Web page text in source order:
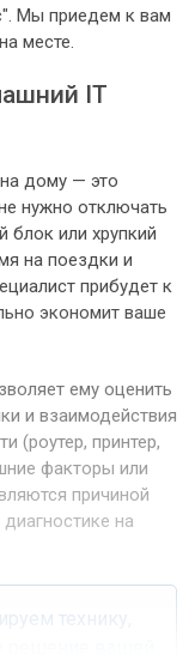
Мы приедем к вам
месте.
IT
дому — это
нужно отключать
блок или хрупкий
на поездки и
прибудет к
экономит ваше
ему оценить
и взаимодействия
(роутер, принтер,
факторы или
причиной
на
технику,